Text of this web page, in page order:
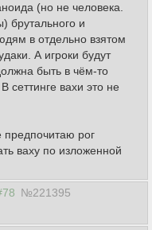
(но не человека.
брутального и
в отдельно взятом
А игроки будут
быть в чём-то
сеттинге вахи это не
рог
ваху по изложенной
№221395